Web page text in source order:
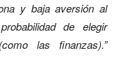
y baja aversión al
de elegir
las finanzas).”